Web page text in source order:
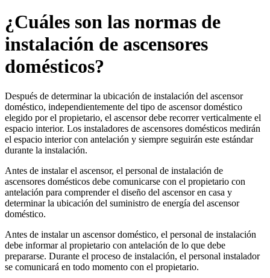
¿Cuáles son las normas de
instalación de ascensores
domésticos?
Después de determinar la ubicación de instalación del ascensor
doméstico, independientemente del tipo de ascensor doméstico
elegido por el propietario, el ascensor debe recorrer verticalmente el
espacio interior. Los instaladores de ascensores domésticos medirán
el espacio interior con antelación y siempre seguirán este estándar
durante la instalación.
Antes de instalar el ascensor, el personal de instalación de
ascensores domésticos debe comunicarse con el propietario con
antelación para comprender el diseño del ascensor en casa y
determinar la ubicación del suministro de energía del ascensor
doméstico.
Antes de instalar un ascensor doméstico, el personal de instalación
debe informar al propietario con antelación de lo que debe
prepararse. Durante el proceso de instalación, el personal instalador
se comunicará en todo momento con el propietario.